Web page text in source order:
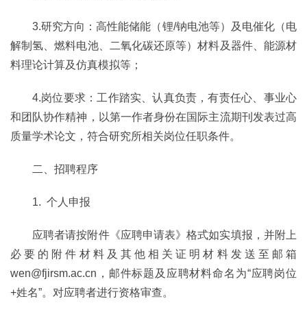
3.研究方向：高性能储能（锂/钠电池等）及电催化（电
解制氢、燃料电池、二氧化碳还原等）材料及器件、能源材
料理论计算及仿真模拟等；
4.岗位要求：工作踏实、认真负责，有责任心、事业心
和团队协作精神，以第一作者身份在国际主流期刊发表过高
质量学术论文，符合研究所相关岗位任职条件。
二、招聘程序
1. 个人申报
应聘者请按附件《应聘申请表》格式如实填报，并附上
必要的附件材料及其他相关证明材料发送至邮箱
wen@fjirsm.ac.cn，邮件标题及应聘材料命名为“应聘岗位
+姓名”。对应聘者进行资格审查。